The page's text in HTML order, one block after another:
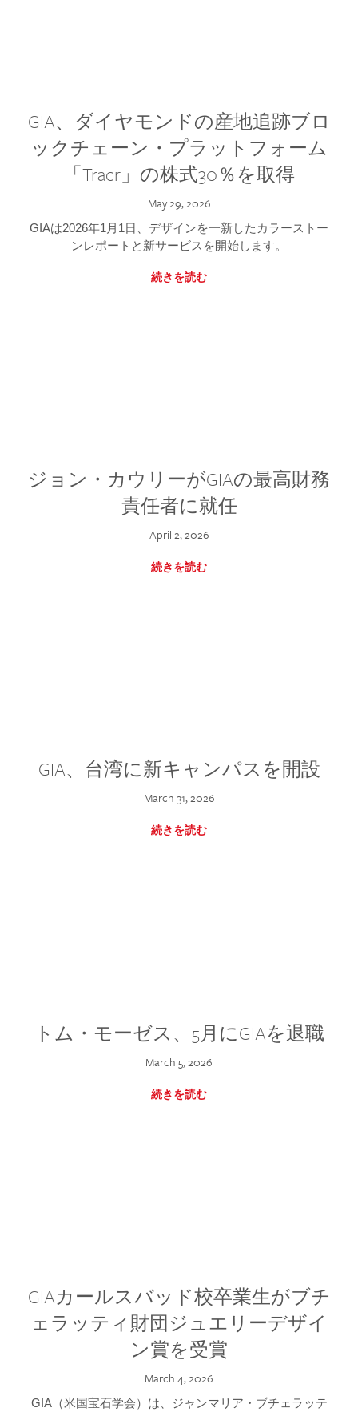
GIA、ダイヤモンドの産地追跡ブロ
ックチェーン・プラットフォーム
「Tracr」の株式30％を取得
May 29, 2026
GIAは2026年1月1日、デザインを一新したカラーストー
ンレポートと新サービスを開始します。
続きを読む
ジョン・カウリーがGIAの最高財務
責任者に就任
April 2, 2026
続きを読む
GIA、台湾に新キャンパスを開設
March 31, 2026
続きを読む
トム・モーゼス、5月にGIAを退職
March 5, 2026
続きを読む
GIAカールスバッド校卒業生がブチ
ェラッティ財団ジュエリーデザイ
ン賞を受賞
March 4, 2026
GIA（米国宝石学会）は、ジャンマリア・ブチェラッテ